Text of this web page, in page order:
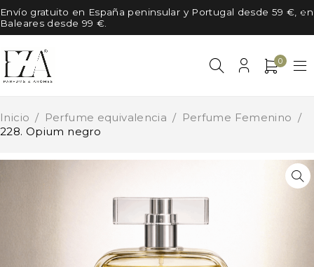
Envío gratuito en España peninsular y Portugal desde 59 €, en
Baleares desde 99 €.
0
Inicio / Perfume equivalencia / Perfume Femenino /
228. Opium negro